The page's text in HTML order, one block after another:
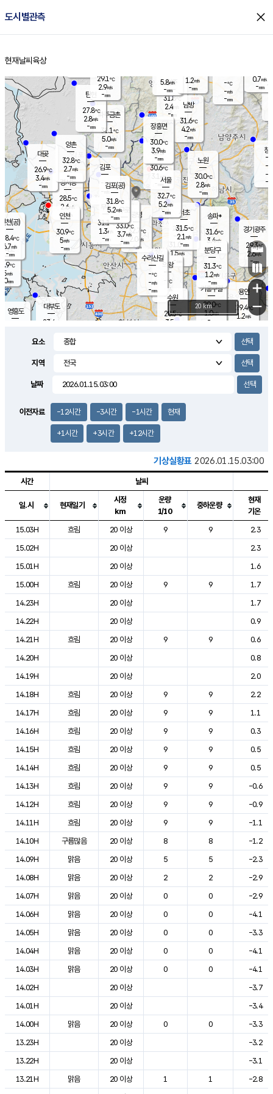
도시별관측 close
홈
현재날씨 육상
의도
℃
m/s
mm
영흥도
양주
31.8℃
2.4
-mm
과천
31.0℃
1.5m/s
- mm
용인
29.4℃
1.2m/s
경기광주
29.3℃
2.6m/s
-mm
0.2m/s
대부도
23.4
14.5
경서동
28.5℃
2.6 m/s
-mm
파주금촌
31.1℃
5.0m/s
-mm
-℃
-m/s
-mm
대곶
26.9℃
3.4m/s
-mm
창
-
-m/
-
탄현
27.8℃
2.8m/s
-mm
0.7m/s
-mm
의왕
- ℃
m/s
mm
김포
- ℃
-m/s
mm
광명
32.7 ℃
2.0 m/s
-mm
부천
31.1℃
1.3m/s
-mm
양촌
32.8℃
2.7m/s
-mm
구로
33.0℃
3.7m/s
-mm
은평
30.6℃
3.1 m/s
- mm
노원
30.0℃
2.8m/s
-mm
송파*
31.6℃
3.4m/s
-mm
서초
31.5℃
2.1 m/s
-mm
남방
31.6℃
4.2m/s
-mm
기흥구갈
29.0℃
1.0m/s
-
수리산길
-℃
-m/s
-mm
분당구
31.3℃
1.2m/s
-mm
장흥면
30.0℃
3.9m/s
-mm
5.8m/s
-mm
인천(공)
28.4℃
6.7m/s
-mm
김포(공)
31.8℃
5.2m/s
-mm
수원
28.5℃
3.5 m/s
인천
30.9℃
5m/s
-mm
서울
32.7℃
5.2m/s
-mm
29.1℃
2.9m/s
-mm
1.2m/s
-mm
+
−
20 km
요소
지역
날짜
이전자료 -12시간 -3시간 -1시간 현재
+1시간 +3시간 +12시간
기상실황표 2026.01.15.03:00
도시별 기상실황표로 지점, 날씨, 기온, 강수, 바람, 기압등을 안내한 표입
시간 날씨
일.시 현재일기
시정
km
운량
1/10
중하운량
현재
기온
15.03H
흐림 20 이상 9 9
2.3
15.02H
20 이상
2.3
15.01H
20 이상
1.6
15.00H
흐림 20 이상 9 9
1.7
14.23H
20 이상
1.7
14.22H
20 이상
0.9
14.21H
흐림 20 이상 9 9
0.6
14.20H
20 이상
0.8
14.19H
20 이상
2.0
14.18H
흐림 20 이상 9 9
2.2
14.17H
흐림 20 이상 9 9
1.1
14.16H
흐림 20 이상 9 9
0.3
14.15H
흐림 20 이상 9 9
0.5
14.14H
흐림 20 이상 9 9
0.5
14.13H
흐림 20 이상 9 9
-0.6
14.12H
흐림 20 이상 9 9
-0.9
14.11H
흐림 20 이상 9 9
-1.1
14.10H
구름많음 20 이상 8 8
-1.2
14.09H
맑음 20 이상 5 5
-2.3
14.08H
맑음 20 이상 2 2
-2.9
14.07H
맑음 20 이상 0 0
-2.9
14.06H
맑음 20 이상 0 0
-4.1
14.05H
맑음 20 이상 0 0
-3.3
14.04H
맑음 20 이상 0 0
-4.1
14.03H
맑음 20 이상 0 0
-4.1
14.02H
20 이상
-3.7
14.01H
20 이상
-3.4
14.00H
맑음 20 이상 0 0
-3.3
13.23H
20 이상
-3.2
13.22H
20 이상
-3.1
13.21H
맑음 20 이상 1 1
-2.8